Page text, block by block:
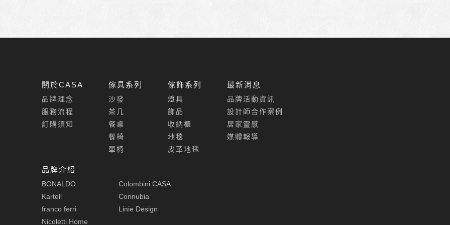
關於CASA
品牌理念
服務流程
訂購須知
傢具系列
沙發
茶几
餐桌
餐椅
單椅
傢飾系列
燈具
飾品
收納櫃
地毯
皮革地毯
最新消息
品牌活動資訊
設計師合作案例
居家靈感
媒體報導
品牌介紹
BONALDO
Kartell
franco ferri
Nicoletti Home
Colombini CASA
Connubia
Linie Design